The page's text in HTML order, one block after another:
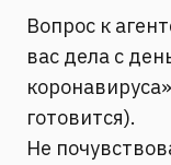
Вопрос к
вас дела с
готовится).
Не